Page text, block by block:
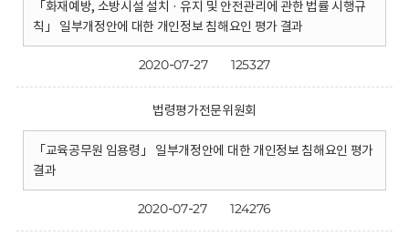
「화재예방, 소방시설 설치 · 유지 및 안전관리에 관한 법률 시행규
칙」 일부개정안에 대한 개인정보 침해요인 평가 결과
2020-07-27 125327
법령평가전문위원회
「교육공무원 임용령」 일부개정안에 대한 개인정보 침해요인 평가
결과
2020-07-27 124276